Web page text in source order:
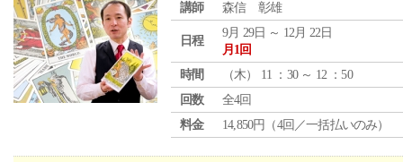
講師 森信 彰雄
日程
9月 29日 ～ 12月 22日
月1回
時間
（木） 11 ：30 ～ 12 ：50
回数
全4回
料金
14,850円（4回／一括払いのみ）